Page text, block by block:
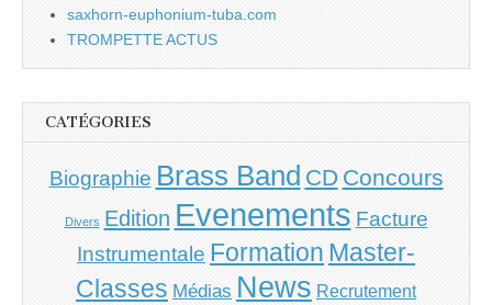
saxhorn-euphonium-tuba.com
TROMPETTE ACTUS
CATÉGORIES
Biographie Brass Band CD Concours
Divers Edition Evenements Facture
Instrumentale Formation Master-
Classes Médias News Recrutement